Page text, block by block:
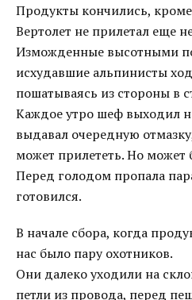
Продукты кончились,
Вертолет не прилетал еще
Изможденные высотными
исхудавшие альпинисты
пошатываясь из стороны в
Каждое утро шеф выходил
выдавал очередную
может прилететь. Но может
Перед голодом пропала
готовился.
В начале сбора, когда
нас было пару охотников.
Они далеко уходили на
петли из провода, перед